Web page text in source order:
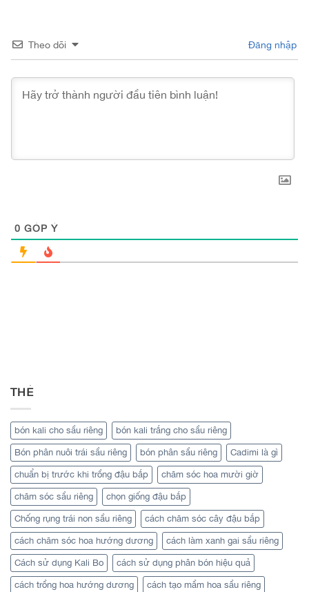
Theo dõi Đăng nhập
0 GÓP Ý
THẺ
bón kali cho sầu riêng bón kali trắng cho sầu riêng
Bón phân nuôi trái sầu riêng bón phân sầu riêng Cadimi là gì
chuẩn bị trước khi trồng đậu bắp chăm sóc hoa mười giờ
chăm sóc sầu riêng chọn giống đậu bắp
Chống rụng trái non sầu riêng cách chăm sóc cây đậu bắp
cách chăm sóc hoa hướng dương cách làm xanh gai sầu riêng
Cách sử dụng Kali Bo cách sử dụng phân bón hiệu quả
cách trồng hoa hướng dương cách tạo mầm hoa sầu riêng